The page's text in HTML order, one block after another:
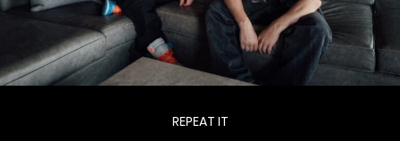
REPEAT IT